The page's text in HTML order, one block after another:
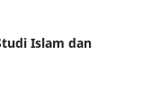
Islam dan